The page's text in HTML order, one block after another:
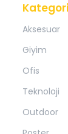
Aksesuar
Giyim
Ofis
Teknoloji
Outdoor